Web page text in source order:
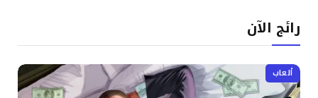
رائج الآن
ألعاب